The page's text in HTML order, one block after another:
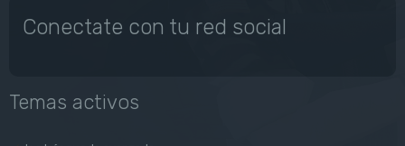
Conectate con tu red social
Temas activos